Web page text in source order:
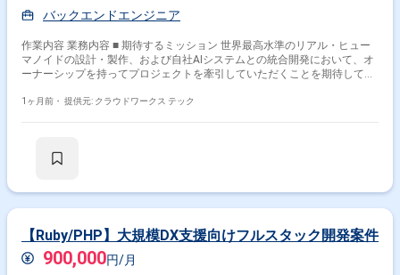
ィ（CASB/CSPM等）、ID/認証統合、 およびSIEM/EDR等を活用した運用
バックエンドエンジニア
作業内容 業務内容 ■ 期待するミッション 世界最高水準のリアル・ヒュー
マノイドの設計・製作、および自社AIシステムとの統合開発において、オ
ーナーシップを持ってプロジェクトを牽引していただくことを期待してい
た耐久性向上や、人の心を動かす自然な振る舞いの実現に貢献していただ
ユニットの制御（ファームウェア・組み込みシステム）の精密設計を行い
います。 【量産化と社会実装に向けたシステムR&D】 一点物の「作品」
から商業施設や一般家庭で稼働する「製品」へ進化させるため、バックエ
ンドシステム全体の可用性・メンテナンス性・安全性の向上を図ります。
1ヶ月前・ 提供元: クラウドワークス テック
【Ruby/PHP】大規模DX支援向けフルスタック開発案件
900,000円/月